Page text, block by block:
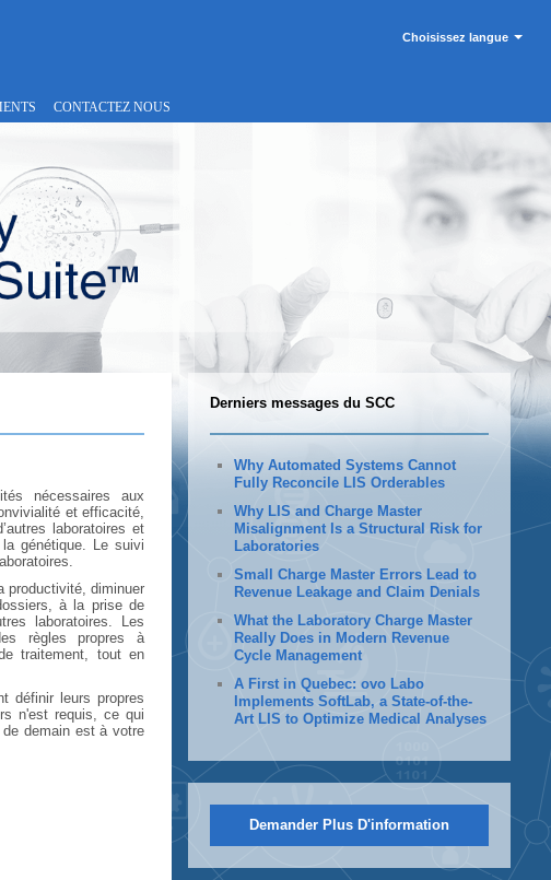
Choisissez langue
CONTACTEZ NOUS
nécessaires aux
et efficacité,
laboratoires et
génétique. Le suivi
productivité, diminuer
à la prise de
laboratoires. Les
règles propres à
traitement, tout en
définir leurs propres
n'est requis, ce qui
de demain est à votre
Derniers messages du SCC
Why Automated Systems Cannot
Fully Reconcile LIS Orderables
Why LIS and Charge Master
Misalignment Is a Structural Risk for
Laboratories
Small Charge Master Errors Lead to
Revenue Leakage and Claim Denials
What the Laboratory Charge Master
Really Does in Modern Revenue
Cycle Management
A First in Quebec: ovo Labo
Implements SoftLab, a State-of-the-
Art LIS to Optimize Medical Analyses
Demander Plus D'information